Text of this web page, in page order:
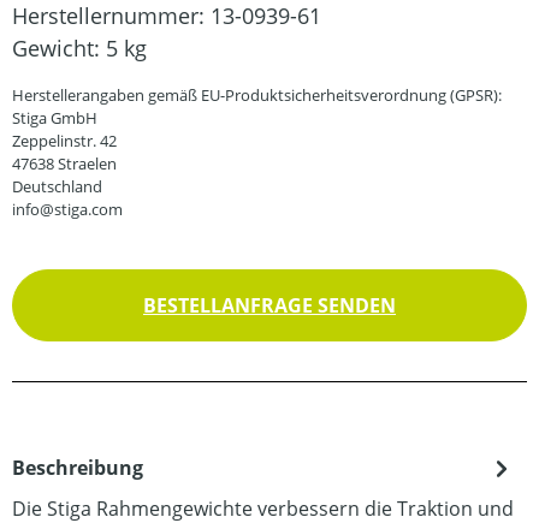
Herstellernummer: 13-0939-61
Gewicht: 5 kg
Herstellerangaben gemäß EU-Produktsicherheitsverordnung (GPSR):
Stiga GmbH
Zeppelinstr. 42
47638 Straelen
Deutschland
info@stiga.com
BESTELLANFRAGE SENDEN
Beschreibung
Die Stiga Rahmengewichte verbessern die Traktion und